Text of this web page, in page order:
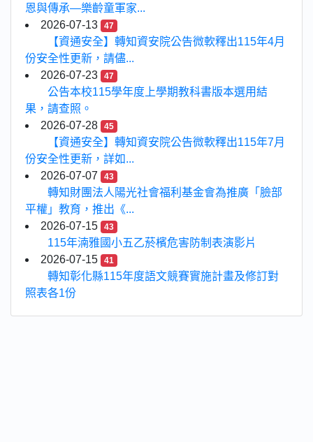
恩與傳承—樂齡童軍家...
2026-07-13
47
【資通安全】轉知資安院公告微軟釋出115年4月
份安全性更新，請儘...
2026-07-23
47
公告本校115學年度上學期教科書版本選用結
果，請查照。
2026-07-28
45
【資通安全】轉知資安院公告微軟釋出115年7月
份安全性更新，詳如...
2026-07-07
43
轉知財團法人陽光社會福利基金會為推廣「臉部
平權」教育，推出《...
2026-07-15
43
115年湳雅國小五乙菸檳危害防制表演影片
2026-07-15
41
轉知彰化縣115年度語文競賽實施計畫及修訂對
照表各1份